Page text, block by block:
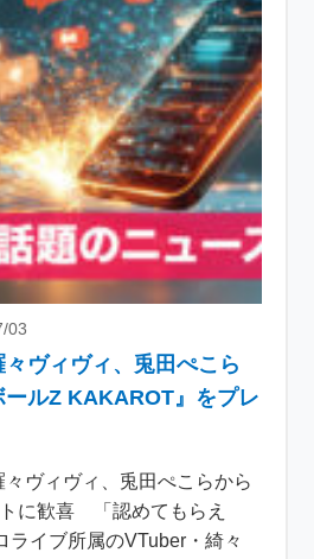
03
ヴィヴィ、兎田ぺこら
ルZ KAKAROT』をプレ
ヴィヴィ、兎田ぺこらから
トに歓喜 「認めてもらえ
ライブ所属のVTuber・綺々